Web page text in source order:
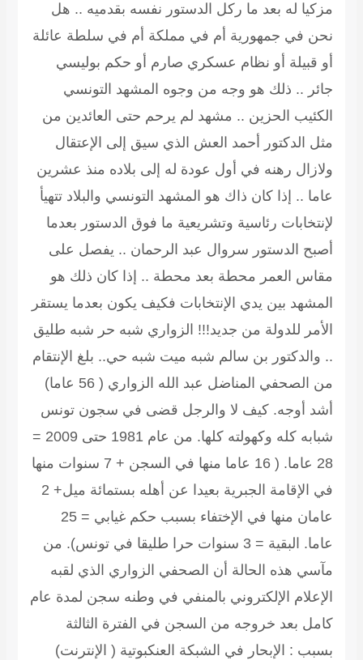
مزكيا له بعد ما ركل الدستور نفسه بقدميه .. هل
نحن في جمهورية أم في مملكة أم في سلطة عائلة
أو قبيلة أو نظام عسكري صارم أو حكم بوليسي
جائر .. ذلك هو وجه من وجوه المشهد التونسي
الكئيب الحزين .. مشهد لم يرحم حتى العائدين من
مثل الدكتور أحمد العش الذي سيق إلى الإعتقال
ولازال رهنه في أول عودة له إلى بلاده منذ عشرين
عاما .. إذا كان ذاك هو المشهد التونسي والبلاد تتهيأ
لإنتخابات رئاسية وتشريعية ما فوق الدستور بعدما
أصبح الدستور سروال عبد الرحمان .. يفصل على
مقاس العمر محطة بعد محطة .. إذا كان ذلك هو
المشهد بين يدي الإنتخابات فكيف يكون بعدما يستقر
الأمر للدولة من جديد!!! الزواري شبه حر شبه طليق
.. والدكتور بن سالم شبه ميت شبه حي.. بلغ الإنتقام
من الصحفي المناضل عبد الله الزواري ( 56 عاما)
أشد أوجه. كيف لا والرجل قضى في سجون تونس
شبابه كله وكهولته كلها. من عام 1981 حتى 2009 =
28 عاما. ( 16 عاما منها في السجن + 7 سنوات منها
في الإقامة الجبرية بعيدا عن أهله بستمائة ميل+ 2
عامان منها في الإختفاء بسبب حكم غيابي = 25
عاما. البقية = 3 سنوات حرا طليقا في تونس). من
مآسي هذه الحالة أن الصحفي الزواري الذي لقبه
الإعلام الإلكتروني بالمنفي في وطنه سجن لمدة عام
كامل بعد خروجه من السجن في الفترة الثالثة
بسبب : الإبحار في الشبكة العنكبوتية ( الإنترنت)